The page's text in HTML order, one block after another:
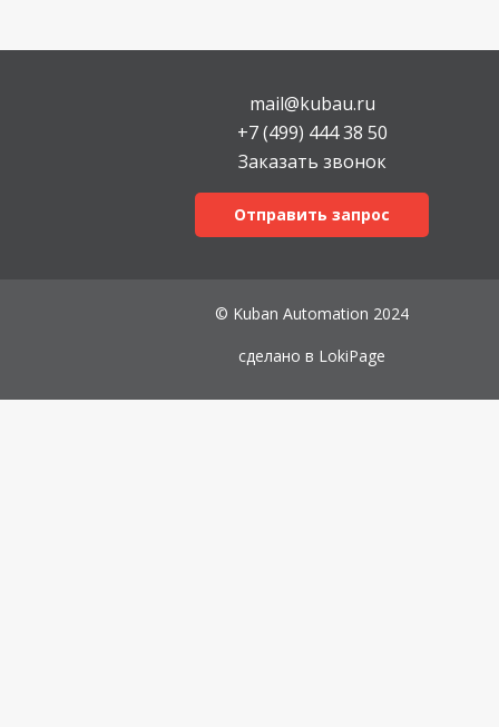
mail@kubau.ru
+7 (499) 444 38 50
Заказать звонок
Отправить запрос
© Kuban Automation 2024
сделано в LokiPage